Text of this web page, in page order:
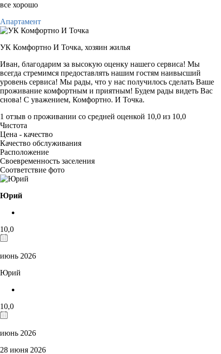
все хорошо
Апартамент
УК Комфортно И Точка, хозяин жилья
Иван, благодарим за высокую оценку нашего сервиса! Мы
всегда стремимся предоставлять нашим гостям наивысший
уровень сервиса! Мы рады, что у нас получилось сделать Ваше
проживание комфортным и приятным! Будем рады видеть Вас
снова! С уважением, Комфортно. И Точка.
1 отзыв о проживании со средней оценкой 10,0 из 10,0
Чистота
Цена - качество
Качество обслуживания
Расположение
Своевременность заселения
Соответствие фото
Юрий
10,0
июнь 2026
Юрий
10,0
июнь 2026
28 июня 2026